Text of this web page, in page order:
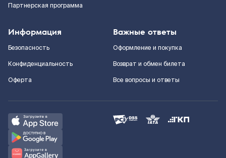
Партнерская программа
Информация
Безопасность
Конфиденциальность
Оферта
Важные ответы
Оформление и покупка
Возврат и обмен билета
Все вопросы и ответы